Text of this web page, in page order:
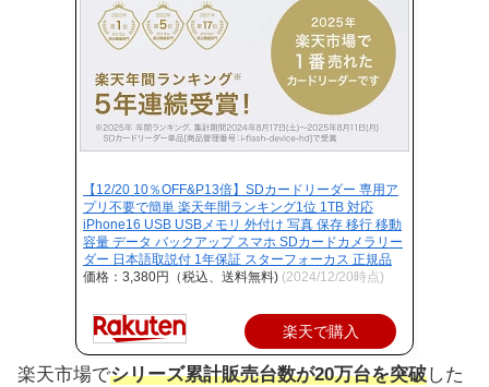
【12/20 10％OFF&P13倍】SDカードリーダー 専用ア
プリ不要で簡単 楽天年間ランキング1位 1TB 対応
iPhone16 USB USBメモリ 外付け 写真 保存 移行 移動
容量 データ バックアップ スマホ SDカードカメラリー
ダー 日本語取説付 1年保証 スターフォーカス 正規品
価格：3,380円（税込、送料無料) (2024/12/20時点)
楽天で購入
楽天市場でシリーズ累計販売台数が20万台を突破した